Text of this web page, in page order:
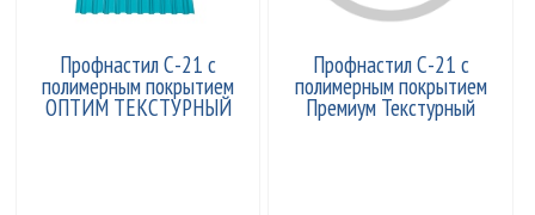
Профнастил С-21 с
полимерным покрытием
ОПТИМ ТЕКСТУРНЫЙ
Профнастил С-21 с
полимерным покрытием
Премиум Текстурный